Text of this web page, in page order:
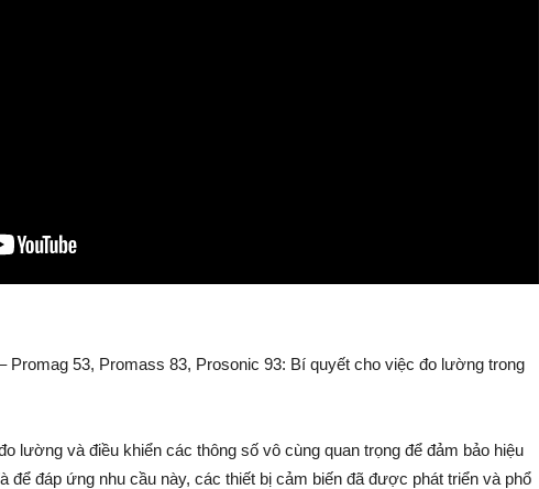
Promag 53, Promass 83, Prosonic 93: Bí quyết cho việc đo lường trong
lường và điều khiển các thông số vô cùng quan trọng để đảm bảo hiệu
để đáp ứng nhu cầu này, các thiết bị cảm biến đã được phát triển và phổ